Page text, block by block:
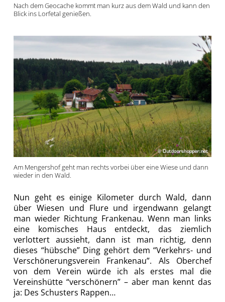
Nach dem Geocache kommt man kurz aus dem Wald und kann den
Blick ins Lorfetal genießen.
Am Mengershof geht man rechts vorbei über eine Wiese und dann
wieder in den Wald.
Nun geht es einige Kilometer durch Wald, dann
über Wiesen und Flure und irgendwann gelangt
man wieder Richtung Frankenau. Wenn man links
eine komisches Haus entdeckt, das ziemlich
verlottert aussieht, dann ist man richtig, denn
dieses “hübsche” Ding gehört dem “Verkehrs- und
Verschönerungsverein Frankenau”. Als Oberchef
von dem Verein würde ich als erstes mal die
Vereinshütte “verschönern” – aber man kennt das
ja: Des Schusters Rappen…